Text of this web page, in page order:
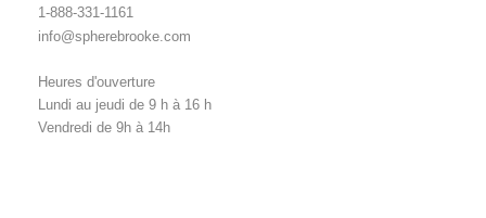
1-888-331-1161
info@spherebrooke.com
Heures d'ouverture
Lundi au jeudi de 9 h à 16 h
Vendredi de 9h à 14h